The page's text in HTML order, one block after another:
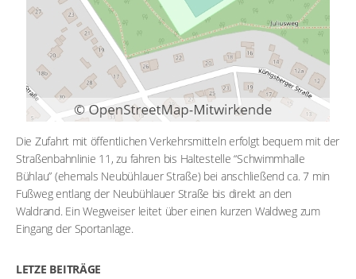
Die Zufahrt mit öffentlichen Verkehrsmitteln erfolgt bequem mit der
Straßenbahnlinie 11, zu fahren bis Haltestelle “Schwimmhalle
Bühlau” (ehemals Neubühlauer Straße) bei anschließend ca. 7 min
Fußweg entlang der Neubühlauer Straße bis direkt an den
Waldrand. Ein Wegweiser leitet über einen kurzen Waldweg zum
Eingang der Sportanlage.
LETZE BEITRÄGE